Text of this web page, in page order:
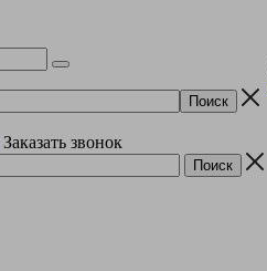
Заказать звонок